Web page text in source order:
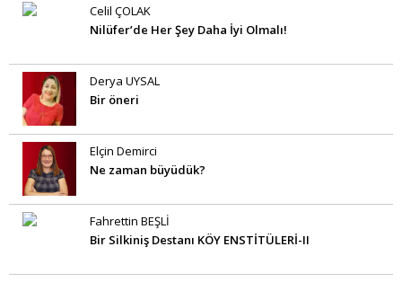
Celil ÇOLAK
Nilüfer’de Her Şey Daha İyi Olmalı!
Derya UYSAL
Bir öneri
Elçin Demirci
Ne zaman büyüdük?
Fahrettin BEŞLİ
Bir Silkiniş Destanı KÖY ENSTİTÜLERİ-II